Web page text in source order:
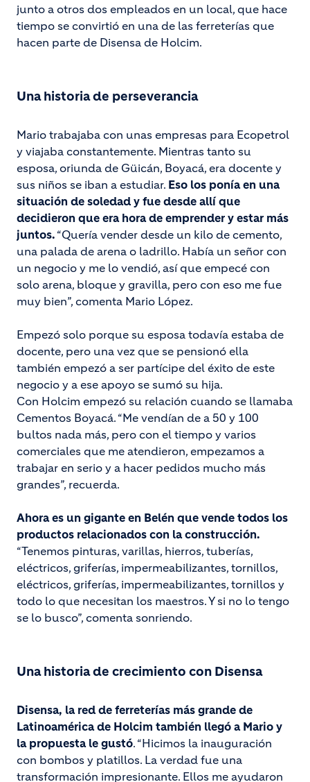
junto a otros dos empleados en un local, que hace
tiempo se convirtió en una de las ferreterías que
hacen parte de Disensa de Holcim.
Una historia de perseverancia
Mario trabajaba con unas empresas para Ecopetrol
y viajaba constantemente. Mientras tanto su
esposa, oriunda de Güicán, Boyacá, era docente y
sus niños se iban a estudiar. Eso los ponía en una
situación de soledad y fue desde allí que
decidieron que era hora de emprender y estar más
juntos. “Quería vender desde un kilo de cemento,
una palada de arena o ladrillo. Había un señor con
un negocio y me lo vendió, así que empecé con
solo arena, bloque y gravilla, pero con eso me fue
muy bien”, comenta Mario López.
Empezó solo porque su esposa todavía estaba de
docente, pero una vez que se pensionó ella
también empezó a ser partícipe del éxito de este
negocio y a ese apoyo se sumó su hija.
Con Holcim empezó su relación cuando se llamaba
Cementos Boyacá. “Me vendían de a 50 y 100
bultos nada más, pero con el tiempo y varios
comerciales que me atendieron, empezamos a
trabajar en serio y a hacer pedidos mucho más
grandes”, recuerda.
Ahora es un gigante en Belén que vende todos los
productos relacionados con la construcción.
“Tenemos pinturas, varillas, hierros, tuberías,
eléctricos, griferías, impermeabilizantes, tornillos,
eléctricos, griferías, impermeabilizantes, tornillos y
todo lo que necesitan los maestros. Y si no lo tengo
se lo busco”, comenta sonriendo.
Una historia de crecimiento con Disensa
Disensa, la red de ferreterías más grande de
Latinoamérica de Holcim también llegó a Mario y
la propuesta le gustó. “Hicimos la inauguración
con bombos y platillos. La verdad fue una
transformación impresionante. Ellos me ayudaron